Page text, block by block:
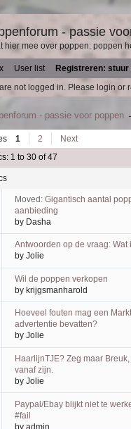
- passie
hier mee over poppen: poppen
User list Registreren: stuur
not logged in. Please login or
- passie voor poppen
1 2 Next
1 to 30 of 47
Moved: Gigantisch aantal
aanbieding
by Dasha
Antwoorden op de vraag:
by Jolie
Wil de poppen verkopen
by krijgsmanharold
Hoeveel fouten mag een
advertentie bevatten?
by Jolie
HaarlijnTJE? Zeg maar
vanaf zijn.
by Jolie
Paypal/Ebay blijkt niet te
#fail
by admin